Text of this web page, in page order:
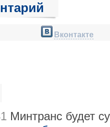
Вконтакте
Минтранс будет